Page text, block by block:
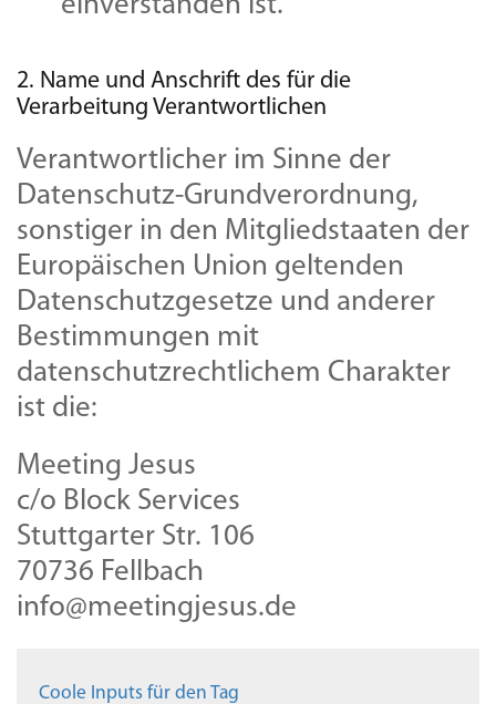
einverstanden ist.
2. Name und Anschrift des für die
Verarbeitung Verantwortlichen
Verantwortlicher im Sinne der
Datenschutz-Grundverordnung,
sonstiger in den Mitgliedstaaten der
Europäischen Union geltenden
Datenschutzgesetze und anderer
Bestimmungen mit
datenschutzrechtlichem Charakter
ist die:
Meeting Jesus
c/o Block Services
Stuttgarter Str. 106
70736 Fellbach
info@meetingjesus.de
Coole Inputs für den Tag